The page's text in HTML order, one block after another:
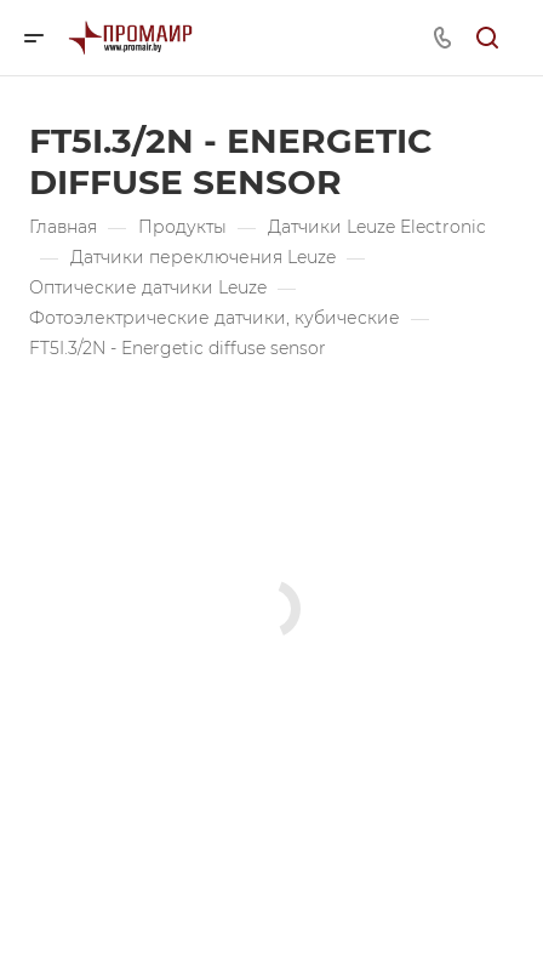
FT5I.3/2N - ENERGETIC
DIFFUSE SENSOR
Главная — Продукты — Датчики Leuze Electronic
— Датчики переключения Leuze —
Оптические датчики Leuze —
Фотоэлектрические датчики, кубические —
FT5I.3/2N - Energetic diffuse sensor